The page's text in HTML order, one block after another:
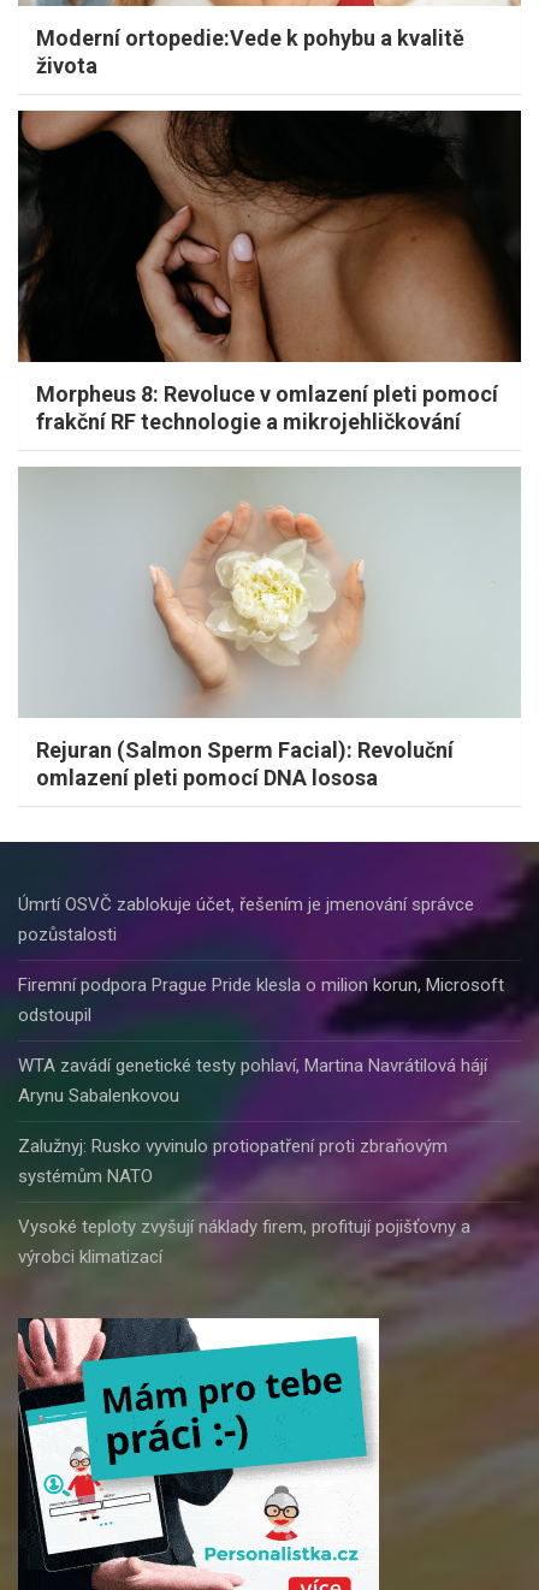
Moderní ortopedie:Vede k pohybu a kvalitě
života
Morpheus 8: Revoluce v omlazení pleti pomocí
frakční RF technologie a mikrojehličkování
Rejuran (Salmon Sperm Facial): Revoluční
omlazení pleti pomocí DNA lososa
Úmrtí OSVČ zablokuje účet, řešením je jmenování správce
pozůstalosti
Firemní podpora Prague Pride klesla o milion korun, Microsoft
odstoupil
WTA zavádí genetické testy pohlaví, Martina Navrátilová hájí
Arynu Sabalenkovou
Zalužnyj: Rusko vyvinulo protiopatření proti zbraňovým
systémům NATO
Vysoké teploty zvyšují náklady firem, profitují pojišťovny a
výrobci klimatizací